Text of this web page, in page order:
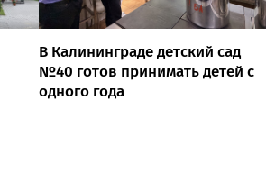
В Калининграде детский сад
№40 готов принимать детей с
одного года